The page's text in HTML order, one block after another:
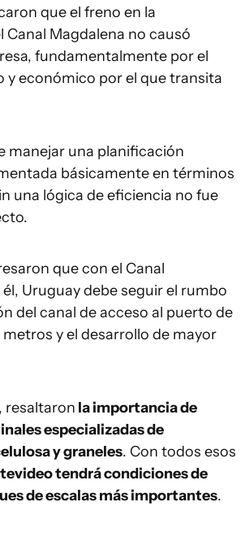
que el freno en la
Magdalena no causó
fundamentalmente por el
económico por el que transita
manejar una planificación
básicamente en términos
una lógica de eficiencia no fue
que con el Canal
Uruguay debe seguir el rumbo
del canal de acceso al puerto de
metros y el desarrollo de mayor
resaltaron la importancia de
especializadas de
y graneles. Con todos esos
tendrá condiciones de
de escalas más importantes.